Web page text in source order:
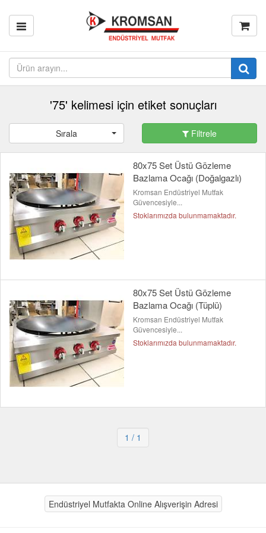
'75' kelimesi için etiket sonuçları
Sırala Filtrele
80x75 Set Üstü Gözleme
Bazlama Ocağı (Doğalgazlı)
Kromsan Endüstriyel Mutfak
Güvencesiyle...
Stoklarımızda bulunmamaktadır.
80x75 Set Üstü Gözleme
Bazlama Ocağı (Tüplü)
Kromsan Endüstriyel Mutfak
Güvencesiyle...
Stoklarımızda bulunmamaktadır.
1 / 1
Endüstriyel Mutfakta Online Alışverişin Adresi